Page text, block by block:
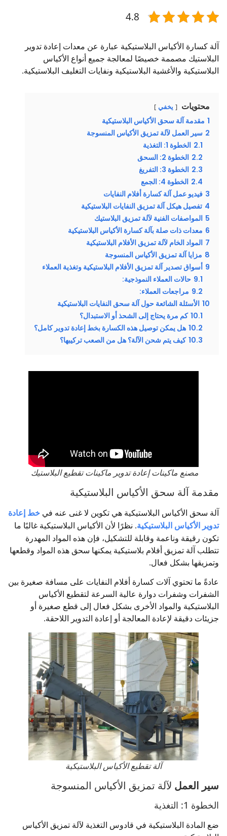
4.8
آلة كسارة الأكياس البلاستيكية عبارة عن معدات إعادة تدوير
البلاستيك مصممة خصيصًا لمعالجة جميع أنواع الأكياس
البلاستيكية والأغشية البلاستيكية ونفايات التغليف البلاستيكية.
محتويات يخفي
1 مقدمة آلة سحق الأكياس البلاستيكية
2 سير العمل لآلة تمزيق الأكياس المنسوجة
2.1 الخطوة 1: التغذية
2.2 الخطوة 2: السحق
2.3 الخطوة 3: التفريغ
2.4 الخطوة 4: الجمع
3 فيديو عمل آلة كسارة أفلام النفايات
4 تفصيل هيكل آلة تمزيق النفايات البلاستيكية
5 المواصفات الفنية لآلة تمزيق البلاستيك
6 معدات ذات صلة بآلة كسارة الأكياس البلاستيكية
7 المواد الخام لآلة تمزيق الأفلام البلاستيكية
8 مزايا آلة تمزيق الأكياس المنسوجة
9 أسواق تصدير آلة تمزيق الأفلام البلاستيكية وتغذية العملاء
9.1 حالات العملاء النموذجية:
9.2 مراجعات العملاء:
10 الأسئلة الشائعة حول آلة سحق النفايات البلاستيكية
10.1 كم مرة يحتاج إلى الشحذ أو الاستبدال؟
10.2 هل يمكن توصيل هذه الكسارة بخط إعادة تدوير كامل؟
10.3 كيف يتم شحن الآلة؟ هل من الصعب تركيبها؟
مصنع ماكينات إعادة تدوير ماكينات تقطيع البلاستيك
مقدمة آلة سحق الأكياس البلاستيكية
آلة سحق الأكياس البلاستيكية هي تكوين لا غنى عنه في خط إعادة
تدوير الأكياس البلاستيكية. نظرًا لأن الأكياس البلاستيكية غالبًا ما
تكون رقيقة وناعمة وقابلة للتشكيل، فإن هذه المواد المهدرة
تتطلب آلة تمزيق أفلام بلاستيكية يمكنها سحق هذه المواد وقطعها
وتمزيقها بشكل فعال.
عادةً ما تحتوي آلات كسارة أفلام النفايات على مسافة صغيرة بين
الشفرات وشفرات دوارة عالية السرعة لتقطيع الأكياس
البلاستيكية والمواد الأخرى بشكل فعال إلى قطع صغيرة أو
جزيئات دقيقة لإعادة المعالجة أو إعادة التدوير اللاحقة.
آلة تقطيع الأكياس البلاستيكية
سير العمل لآلة تمزيق الأكياس المنسوجة
الخطوة 1: التغذية
ضع المادة البلاستيكية في قادوس التغذية لآلة تمزيق الأكياس